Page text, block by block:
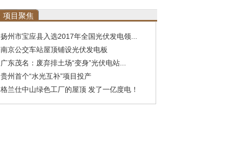
项目聚焦
扬州市宝应县入选2017年全国光伏发电领...
南京公交车站屋顶铺设光伏发电板
广东茂名：废弃排土场“变身”光伏电站...
贵州首个“水光互补”项目投产
格兰仕中山绿色工厂的屋顶 发了一亿度电！